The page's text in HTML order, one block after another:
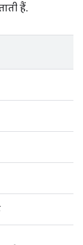
हैं.